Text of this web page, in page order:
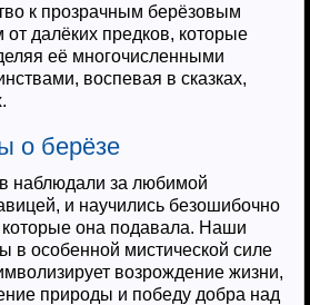
к прозрачным берёзовым
далёких предков, которые
её многочисленными
воспевая в сказках,
о берёзе
наблюдали за любимой
и научились безошибочно
которые она подавала. Наши
в особенной мистической силе
возрождение жизни,
природы и победу добра над